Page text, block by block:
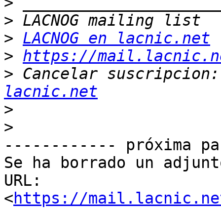
>
> LACNOG en lacnic.net
> https://
> Cancelar
lacnic.net
>
>
------------ próxima
Se ha borrado un
URL:
<https://mail.lacnic.net/